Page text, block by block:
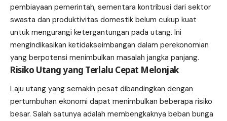
pembiayaan pemerintah, sementara kontribusi dari sektor
swasta dan produktivitas domestik belum cukup kuat
untuk mengurangi ketergantungan pada utang. Ini
mengindikasikan ketidakseimbangan dalam perekonomian
yang berpotensi menimbulkan masalah jangka panjang.
Risiko Utang yang Terlalu Cepat Melonjak
Laju utang yang semakin pesat dibandingkan dengan
pertumbuhan ekonomi dapat menimbulkan beberapa risiko
besar. Salah satunya adalah membengkaknya beban bunga